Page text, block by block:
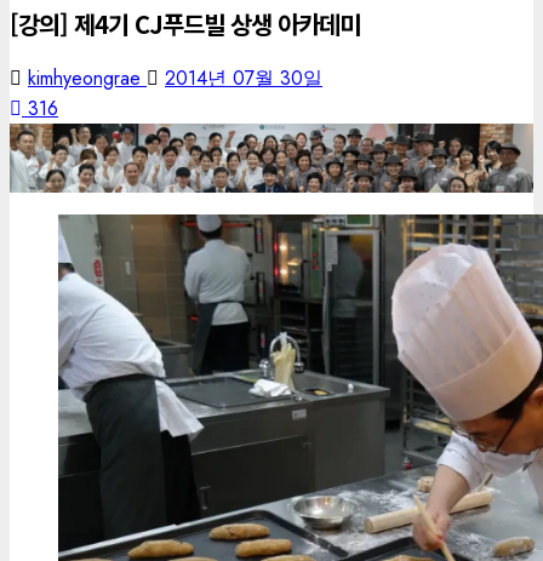
[강의] 제4기 CJ푸드빌 상생 아카데미
kimhyeongrae
2014년 07월 30일
316
SAMSUNG CSC